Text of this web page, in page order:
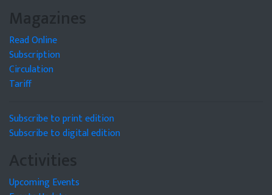
Magazines
Read Online
Subscription
Circulation
Tariff
Subscribe to print edition
Subscribe to digital edition
Activities
Upcoming Events